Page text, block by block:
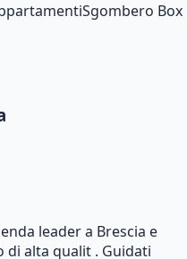
Sgombero Box
leader a Brescia e
alta qualit . Guidati